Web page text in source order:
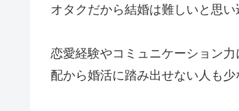
オタクだから結婚は難しいと思い
恋愛経験やコミュニケーション
配から婚活に踏み出せない人も少